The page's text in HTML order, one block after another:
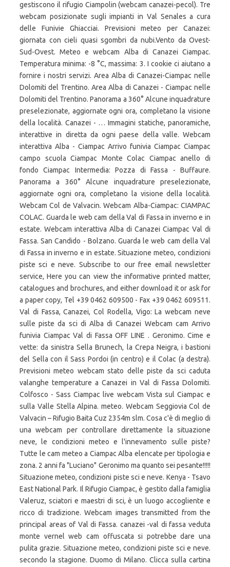
gestiscono il rifugio Ciampolin (webcam canazei-pecol). Tre
webcam posizionate sugli impianti in Val Senales a cura
delle Funivie Ghiacciai. Previsioni meteo per Canazei:
giornata con cieli quasi sgombri da nubi.Vento da Ovest-
Sud-Ovest. Meteo e webcam Alba di Canazei Ciampac.
Temperatura minima: -8 °C, massima: 3. I cookie ci aiutano a
fornire i nostri servizi. Area Alba di Canazei-Ciampac nelle
Dolomiti del Trentino. Area Alba di Canazei - Ciampac nelle
Dolomiti del Trentino. Panorama a 360° Alcune inquadrature
preselezionate, aggiornate ogni ora, completano la visione
della località. Canazei - … Immagini statiche, panoramiche,
interattive in diretta da ogni paese della valle. Webcam
interattiva Alba - Ciampac Arrivo funivia Ciampac Ciampac
campo scuola Ciampac Monte Colac Ciampac anello di
fondo Ciampac Intermedia: Pozza di Fassa - Buffaure.
Panorama a 360° Alcune inquadrature preselezionate,
aggiornate ogni ora, completano la visione della località.
Webcam Col de Valvacin. Webcam Alba-Ciampac: CIAMPAC
COLAC. Guarda le web cam della Val di Fassa in inverno e in
estate. Webcam interattiva Alba di Canazei Ciampac Val di
Fassa. San Candido - Bolzano. Guarda le web cam della Val
di Fassa in inverno e in estate. Situazione meteo, condizioni
piste sci e neve. Subscribe to our free email newsletter
service, Here you can view the informative printed matter,
catalogues and brochures, and either download it or ask for
a paper copy, Tel +39 0462 609500 - Fax +39 0462 609511.
Val di Fassa, Canazei, Col Rodella, Vigo: La webcam neve
sulle piste da sci di Alba di Canazei Webcam cam Arrivo
funivia Ciampac Val di Fassa OFF LINE . Geronimo. Cime e
vette: da sinistra Sella Brunech, la Crepa Neigra, i bastioni
del Sella con il Sass Pordoi (in centro) e il Colac (a destra).
Previsioni meteo webcam stato delle piste da sci caduta
valanghe temperature a Canazei in Val di Fassa Dolomiti.
Colfosco - Sass Ciampac live webcam Vista sul Ciampac e
sulla Valle Stella Alpina. meteo. Webcam Seggiovia Col de
Valvacin – Rifugio Baita Cuz 2354m slm. Cosa c'è di meglio di
una webcam per controllare direttamente la situazione
neve, le condizioni meteo e l'innevamento sulle piste?
Tutte le cam meteo a Ciampac Alba elencate per tipologia e
zona. 2 anni fa "Luciano" Geronimo ma quanto sei pesante!!!!!
Situazione meteo, condizioni piste sci e neve. Kenya - Tsavo
East National Park. Il Rifugio Ciampac, è gestito dalla famiglia
Valeruz, sciatori e maestri di sci, è un luogo accogliente e
ricco di tradizione. Webcam images transmitted from the
principal areas of Val di Fassa. canazei -val di fassa veduta
monte vernel web cam offuscata si potrebbe dare una
pulita grazie. Situazione meteo, condizioni piste sci e neve.
secondo la stagione. Duomo di Milano. Clicca sulla cartina